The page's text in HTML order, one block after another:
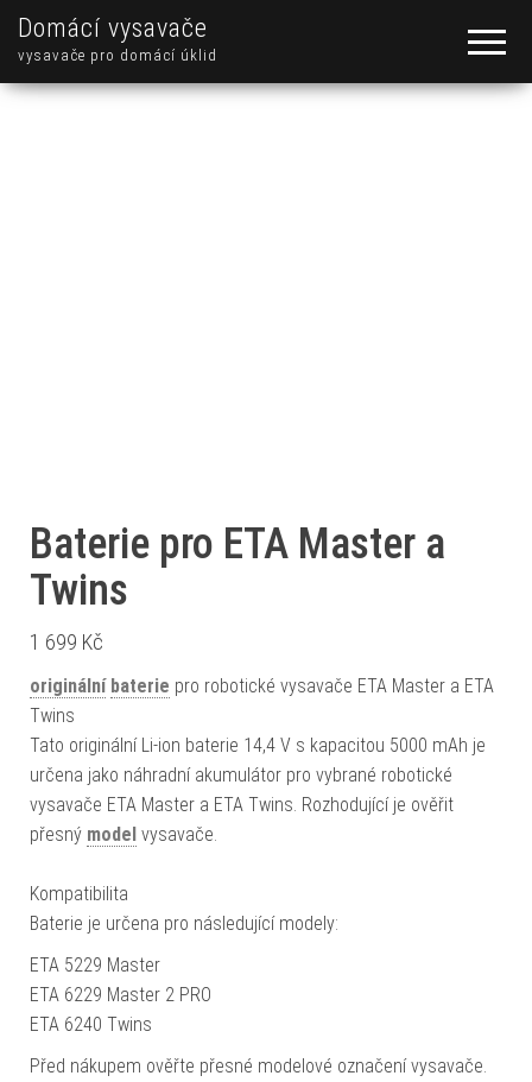
Domácí vysavače
vysavače pro domácí úklid
Baterie pro ETA Master a
Twins
1 699 Kč
originální baterie pro robotické vysavače ETA Master a ETA
Twins
Tato originální Li-ion baterie 14,4 V s kapacitou 5000 mAh je
určena jako náhradní akumulátor pro vybrané robotické
vysavače ETA Master a ETA Twins. Rozhodující je ověřit
přesný model vysavače.
Kompatibilita
Baterie je určena pro následující modely:
ETA 5229 Master
ETA 6229 Master 2 PRO
ETA 6240 Twins
Před nákupem ověřte přesné modelové označení vysavače.